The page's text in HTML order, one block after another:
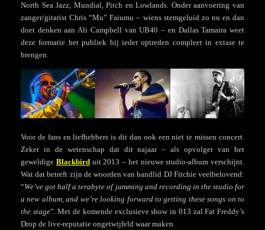
North Sea Jazz, Mundial, Pitch en Lowlands. Onder aanvoering van
zanger/gitarist Chris “Mu” Faiumu – wiens stemgeluid zo nu en dan
doet denken aan Ali Campbell van UB40 – en Dallas Tamaira weet
deze formatie het publiek bij ieder optreden compleet in extase te
brengen.
Voor de fans en liefhebbers is dit dan ook een niet te missen concert.
Zeker in de wetenschap dat dit najaar – als opvolger van het
geweldige Blackbirduit 2013 – het nieuwe studio-album verschijnt.
Wat dat betreft zijn de woorden van bandlid DJ Fitchie veelbelovend:
“We’ve got half a terabyte of jamming and recording in the studio for
a new album, and we’re looking forward to getting these songs on to
the stage”. Met de komende exclusieve show in 013 zal Fat Freddy’s
Drop de live-reputatie ongetwijfeld waar maken.